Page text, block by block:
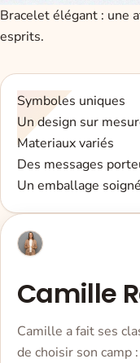
Bracelet élégant : une
esprits.
Symboles uniques
Un design sur
Materiaux variés
Des messages
Un emballage soigné
Camille
Camille a fait ses
de choisir son camp